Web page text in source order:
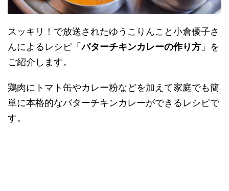
スッキリ！で放送されたゆうこりんこと小倉優子さ
んによるレシピ「バターチキンカレーの作り方 」を
ご紹介します。
鶏肉にトマト缶やカレー粉などを加えて家庭でも簡
単に本格的なバターチキンカレーができるレシピで
す。